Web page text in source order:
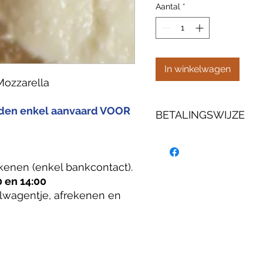
enkel aanvaard VOOR
(enkel bankcontact).
en 14:00
afrekenen en
Aantal *
In winkelwagen
BETALINGSWIJZE
bankcontact).